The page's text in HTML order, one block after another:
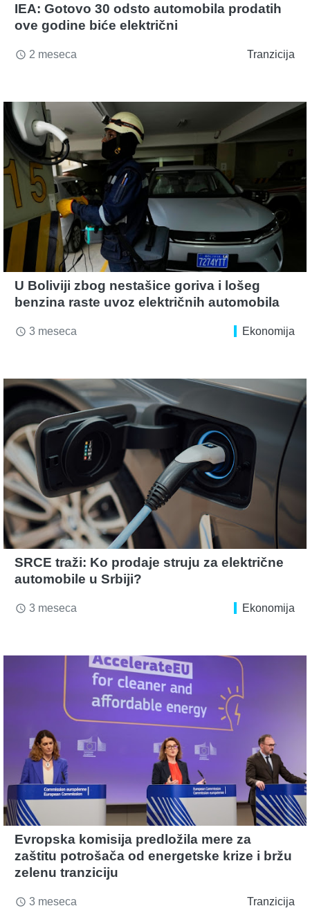
IEA: Gotovo 30 odsto automobila prodatih
ove godine biće električni
access_time 2 meseca Tranzicija
U Boliviji zbog nestašice goriva i lošeg
benzina raste uvoz električnih automobila
access_time 3 meseca Ekonomija
SRCE traži: Ko prodaje struju za električne
automobile u Srbiji?
access_time 3 meseca Ekonomija
Evropska komisija predložila mere za
zaštitu potrošača od energetske krize i bržu
zelenu tranziciju
access_time 3 meseca Tranzicija